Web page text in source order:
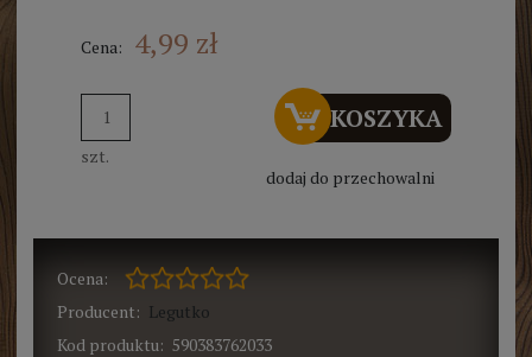
Cena: 4,99 zł
szt.
DO KOSZYKA
dodaj do przechowalni
Ocena:
Producent: Legutko
Kod produktu: 590383762033